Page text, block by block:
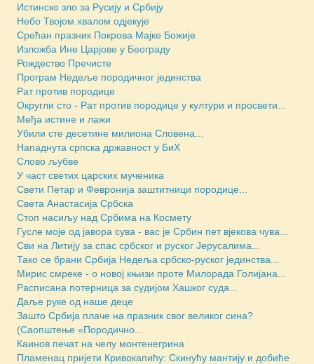
Истинско зло за Русију и Србију
Небо Твојом хвалом одјекује
Срећан празник Покрова Мајке Божије
Изложба Ине Царјове у Београду
Рождество Пречисте
Програм Недеље породичног јединства
Рат против породице
Округли сто - Рат против породице у култури и просвети...
Међа истине и лажи
Убили сте десетине милиона Словена...
Нападнута српска државност у БиХ
Слово љубве
У част светих царских мученика
Свети Петар и Февронија заштитници породице...
Света Анастасија Србска
Стоп насиљу над Србима на Космету
Гусле моје од јавора сува - вас је Србин пет вјекова чува...
Сви на Литију за спас србског и руског Јерусалима...
Тако се брани Србија Недеља србско-руског јединства...
Мирис смреке - о новој књизи проте Милорада Голијана...
Расписана потерница за судијом Хашког суда...
Даље руке од наше деце
Зашто Србија плаче на празник свог великог сина?
(Саопштење «Породично...
Каинов печат на челу монтенегрина
Пламенац пријети Кривокапићу: Скинућу мантију и добиће